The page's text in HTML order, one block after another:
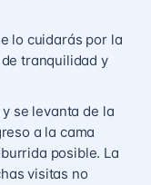
lo cuidarás por la
tranquilidad y
se levanta de la
a la cama
posible. La
visitas no